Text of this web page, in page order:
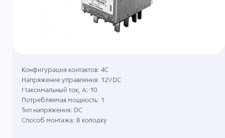
Конфигурация контактов: 4С
Напряжение управления: 12VDC
Максимальный ток, А: 10
Потребляемая мощность: 1
Тип напряжения: DC
Способ монтажа: В колодку